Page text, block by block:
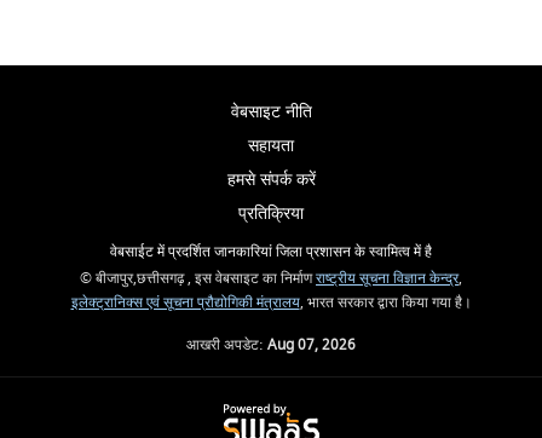
वेबसाइट नीति
सहायता
हमसे संपर्क करें
प्रतिक्रिया
वेबसाईट में प्रदर्शित जानकारियां जिला प्रशासन के स्वामित्व में है
© बीजापुर,छत्तीसगढ़ , इस वेबसाइट का निर्माणराष्ट्रीय सूचना विज्ञान केन्द्र,
इलेक्ट्रानिक्स एवं सूचना प्रौद्योगिकी मंत्रालय, भारत सरकार द्वारा किया गया है।
आखरी अपडेट: Aug 07, 2026